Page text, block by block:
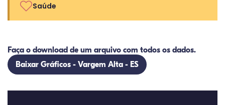
Saúde
Faça o download de um arquivo com todos os dados.
Baixar Gráficos - Vargem Alta - ES